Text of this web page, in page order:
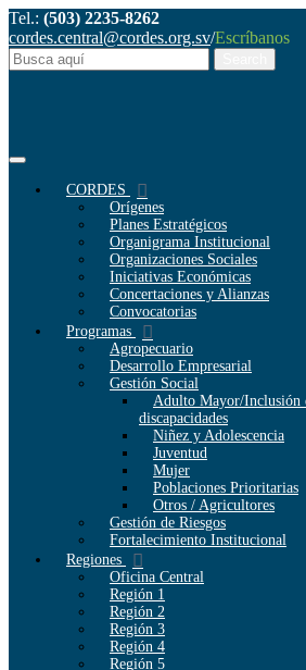
Tel.: (503) 2235-8262
cordes.central@cordes.org.sv/Escríbanos
CORDES
Orígenes
Planes Estratégicos
Organigrama Institucional
Organizaciones Sociales
Iniciativas Económicas
Concertaciones y Alianzas
Convocatorias
Programas
Agropecuario
Desarrollo Empresarial
Gestión Social
Adulto Mayor/Inclusión
discapacidades
Niñez y Adolescencia
Juventud
Mujer
Poblaciones Prioritarias
Otros / Agricultores
Gestión de Riesgos
Fortalecimiento Institucional
Regiones
Oficina Central
Región 1
Región 2
Región 3
Región 4
Región 5